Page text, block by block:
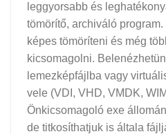
leggyorsabb és
tömörítő, archiváló
képes tömöríteni és még
kicsomagolni.
lemezképfájlba vagy
vele (VDI, VHD, VMDK,
Önkicsomagoló exe
de titkosíthatjuk is általa